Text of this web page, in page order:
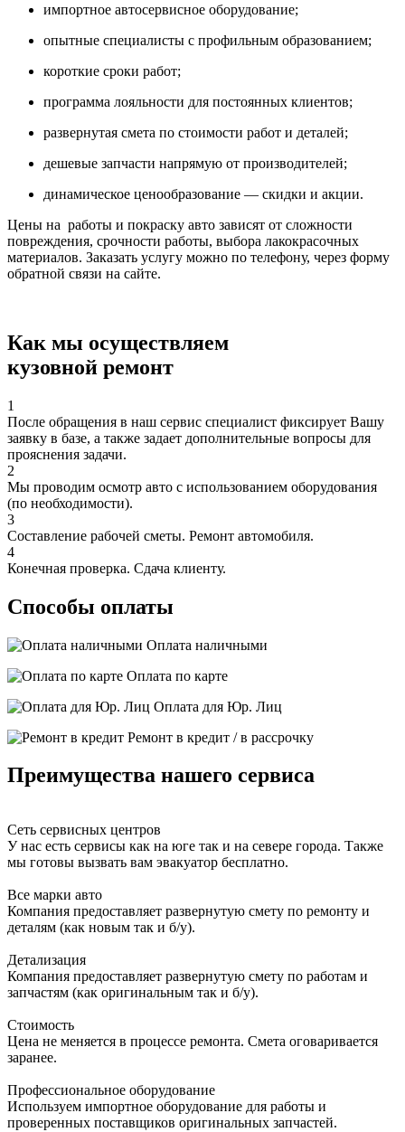
импортное автосервисное оборудование;
опытные специалисты с профильным образованием;
короткие сроки работ;
программа лояльности для постоянных клиентов;
развернутая смета по стоимости работ и деталей;
дешевые запчасти напрямую от производителей;
динамическое ценообразование — скидки и акции.
Цены на работы и покраску авто зависят от сложности
повреждения, срочности работы, выбора лакокрасочных
материалов. Заказать услугу можно по телефону, через форму
обратной связи на сайте.
Как мы осуществляем
кузовной ремонт
1
После обращения в наш сервис специалист фиксирует Вашу
заявку в базе, а также задает дополнительные вопросы для
прояснения задачи.
2
Мы проводим осмотр авто с использованием оборудования
(по необходимости).
3
Составление рабочей сметы. Ремонт автомобиля.
4
Конечная проверка. Сдача клиенту.
Способы оплаты
Оплата наличными
Оплата по карте
Оплата для Юр. Лиц
Ремонт в кредит / в рассрочку
Преимущества нашего сервиса
Сеть сервисных центров
У нас есть сервисы как на юге так и на севере города. Также
мы готовы вызвать вам эвакуатор бесплатно.
Все марки авто
Компания предоставляет развернутую смету по ремонту и
деталям (как новым так и б/у).
Детализация
Компания предоставляет развернутую смету по работам и
запчастям (как оригинальным так и б/у).
Стоимость
Цена не меняется в процессе ремонта. Смета оговаривается
заранее.
Профессиональное оборудование
Используем импортное оборудование для работы и
проверенных поставщиков оригинальных запчастей.